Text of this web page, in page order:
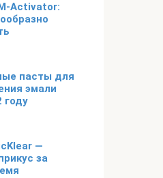
Activator:
пасты для
эмали
году
—
за